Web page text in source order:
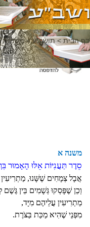
דף הבית >תושב"ע >משניות
משנה א
סֵדֶר תַּעֲנִיּוֹת אֵלּוּ הָאָמוּר
אֲבָל צְמָחִים שֶׁשָּׁנוּ,
וְכֵן שֶׁפָּסְקוּ גְּשָׁמִים בֵּין
מַתְרִיעִין עֲלֵיהֶם מִיָּד,
מִפְּנֵי שֶׁהִיא מַכַּת בַּצֹּרֶת.